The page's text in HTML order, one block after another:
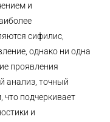
и
сифилис,
однако ни одна
проявления
анализ, точный
что подчеркивает
и